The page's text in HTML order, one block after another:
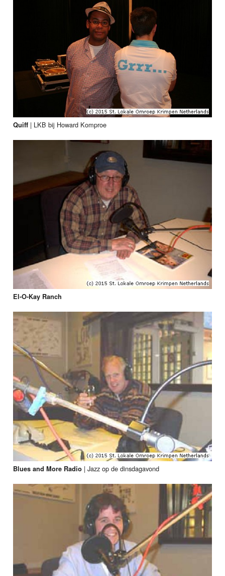
Quiff | LKB bij Howard Komproe
El-O-Kay Ranch
Blues and More Radio |Jazz op de dinsdagavond